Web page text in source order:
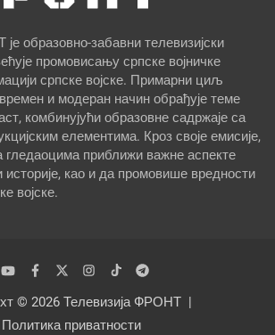
образовно-забавни телевизијски
промовисању српске војничке
српске војске. Примарни циљ
и модеран начин обрађује теме
комбинујући образовне садржаје са
елементима. Кроз своје емисије,
приближи важне аспекте
историје, као и да промовише вредности
војске.
© 2026 Телевизија ФРОНТ
Политика приватности